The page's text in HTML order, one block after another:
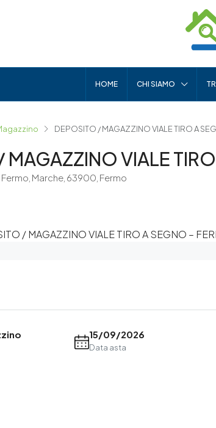
HOME CHI SIAMO
DEPOSITO / MAGAZZINO VIALE TIRO A
VIALE
Fermo, Marche, 63900, Fermo
15/09/2026
Data asta